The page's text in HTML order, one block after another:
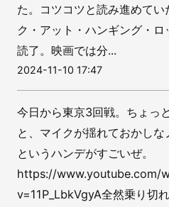
た。コツコツと読み進めてい
ク・アット・ハンギング・ロ
読了。映画では分...
2024-11-10 17:47
今日から東京3回戦。ちょっ
と、マイクが揺れておかしな
というハンデがすごいぜ。
https://www.youtube.com/
v=11P_LbkVgyA全然乗り切